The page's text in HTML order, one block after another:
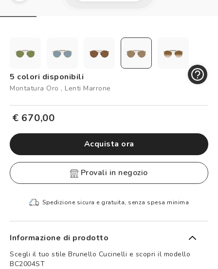
Controllo visivo
Logout
5 colori disponibili
Montatura Oro , Lenti Marrone
€ 670,00
Acquista ora
provali in negozio
Spedizione sicura e gratuita, senza spesa minima
Informazione di prodotto
Scegli il tuo stile Brunello Cucinelli e scopri il modello
BC2004ST